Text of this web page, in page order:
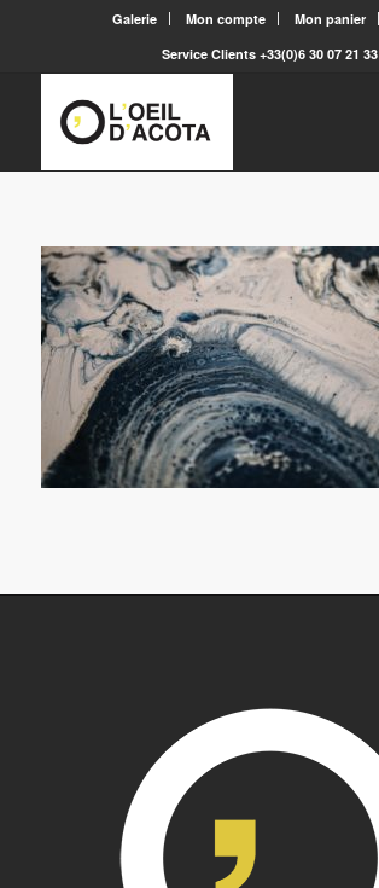
Galerie Mon compte Mon panier
Service Clients +33(0)6 30 07 21 33